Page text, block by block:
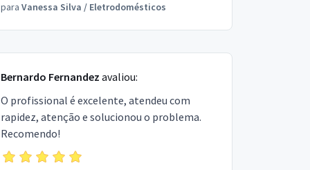
para Vanessa Silva / Eletrodomésticos
Bernardo Fernandez avaliou:
O profissional é excelente, atendeu com
rapidez, atenção e solucionou o problema.
Recomendo!